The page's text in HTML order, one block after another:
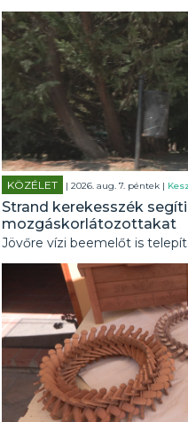
KÖZÉLET | 2026. aug. 7. péntek |
Strand kerekesszék
mozgáskorlátozottakat
Jövőre vízi beemelőt is